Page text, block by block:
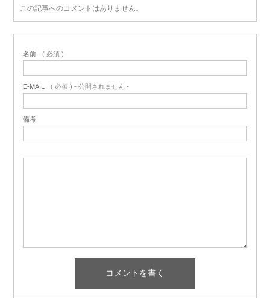
この記事へのコメントはありません。
名前 ( 必須 )
E-MAIL ( 必須 ) - 公開されません -
備考